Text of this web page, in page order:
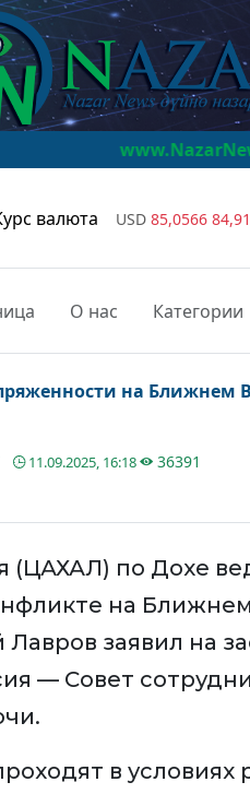
www.NazarNews.kg
валюта USD 85,0566
О нас Категории
на Ближнем
11.09.2025, 16:18
36391
по Дохе
на
заявил на
— Совет
в условиях